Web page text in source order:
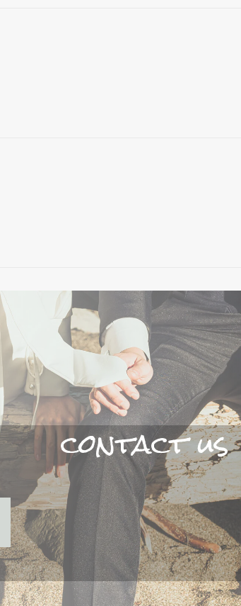
contact us